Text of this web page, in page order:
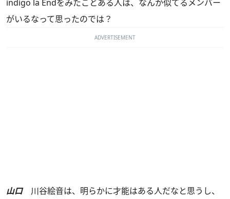
indigo la Endをみたことある人は、なんか似てるメンバー
がいるなって思ったのでは？
ADVERTISEMENT
山口川谷絵音は、明らかに才能はある人だなと思うし、